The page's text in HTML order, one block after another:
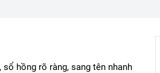
hồng rõ ràng, sang tên nhanh